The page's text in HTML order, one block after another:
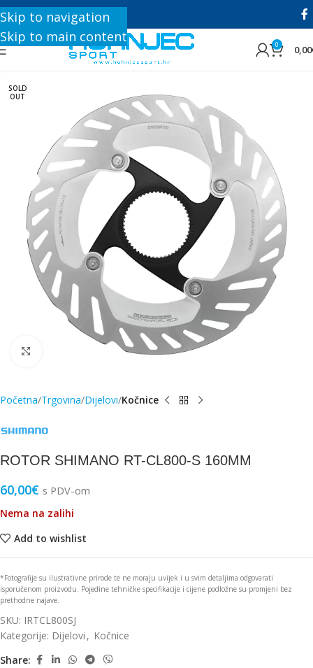
Skip to navigation
Skip to main content
+385 1 8896 200
0 0,00
SOLD
OUT
Početna Trgovina Dijelovi Kočnice
ROTOR SHIMANO RT-CL800-S 160MM
60,00€ s PDV-om
Nema na zalihi
Add to wishlist
*Fotografije su ilustrativne prirode te ne moraju uvijek i u svim detaljima odgovarati
isporučenom proizvodu. Pojedine tehničke specifikacije i cijene podložne su promjeni bez
prethodne najave.
SKU: IRTCL800SJ
Kategorije: Dijelovi , Kočnice
Share: